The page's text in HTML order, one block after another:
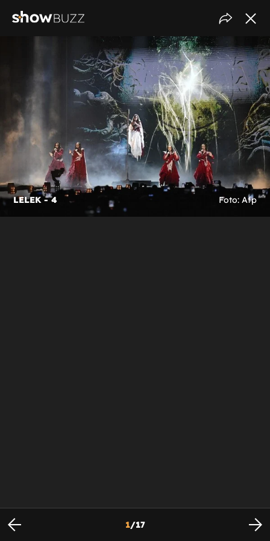
LELEK - 4 Foto: Afp
1/17